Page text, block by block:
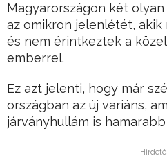
Magyarországon két
az omikron jelenlétét,
és nem érintkeztek a
emberrel.
Ez azt jelenti, hogy már
országban az új variáns,
járványhullám is